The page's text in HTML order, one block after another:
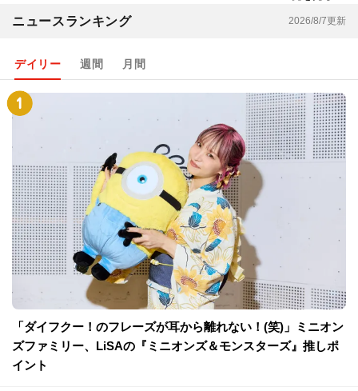
ニュースランキング 2026/8/7更新
デイリー 週間 月間
「ダイフクー！のフレーズが耳から離れない！(笑)」ミニオン
ズファミリー、LiSAの『ミニオンズ＆モンスターズ』推しポ
イント